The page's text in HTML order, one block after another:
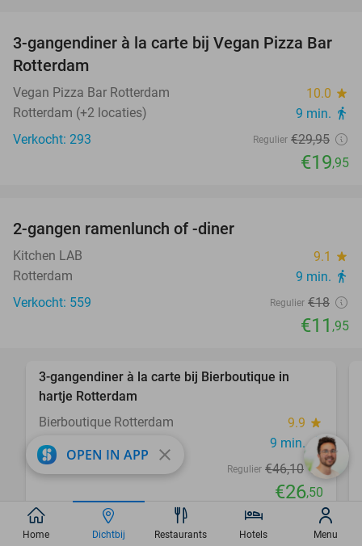
33%
3-gangendiner à la carte bij Vegan Pizza Bar
Rotterdam
Vegan Pizza Bar Rotterdam 10.0 star
Rotterdam (+2 locaties) 9 min. directions_walk
Verkocht: 293 Regulier €29,95
€19,95
2-gangen ramenlunch of -diner
Kitchen LAB 9.1 star
Rotterdam 9 min. directions_walk
Verkocht: 559 Regulier €18
€11 ,95
favorite_border
3-gangendiner à la carte bij Bierboutique in
hartje Rotterdam
Bierboutique Rotterdam
9.9 star
Rotterdam 9 min. directions_walk
Verkocht: 114 Regulier €46,10
€26,50
favorite_border
OPEN IN APP close
Home Dichtbij Restaurants Hotels Menu